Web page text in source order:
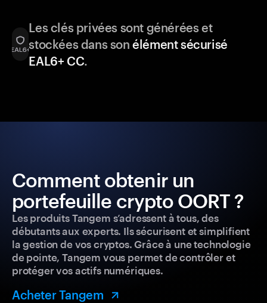
Les clés privées sont générées et
stockées dans sonélément sécurisé
EAL6+ CC.
Comment obtenir un
portefeuille crypto OORT ?
Les produits Tangem s’adressent à tous, des
débutants aux experts. Ils sécurisent et simplifient
la gestion de vos cryptos. Grâce à une technologie
de pointe, Tangem vous permet de contrôler et
protéger vos actifs numériques.
Acheter Tangem